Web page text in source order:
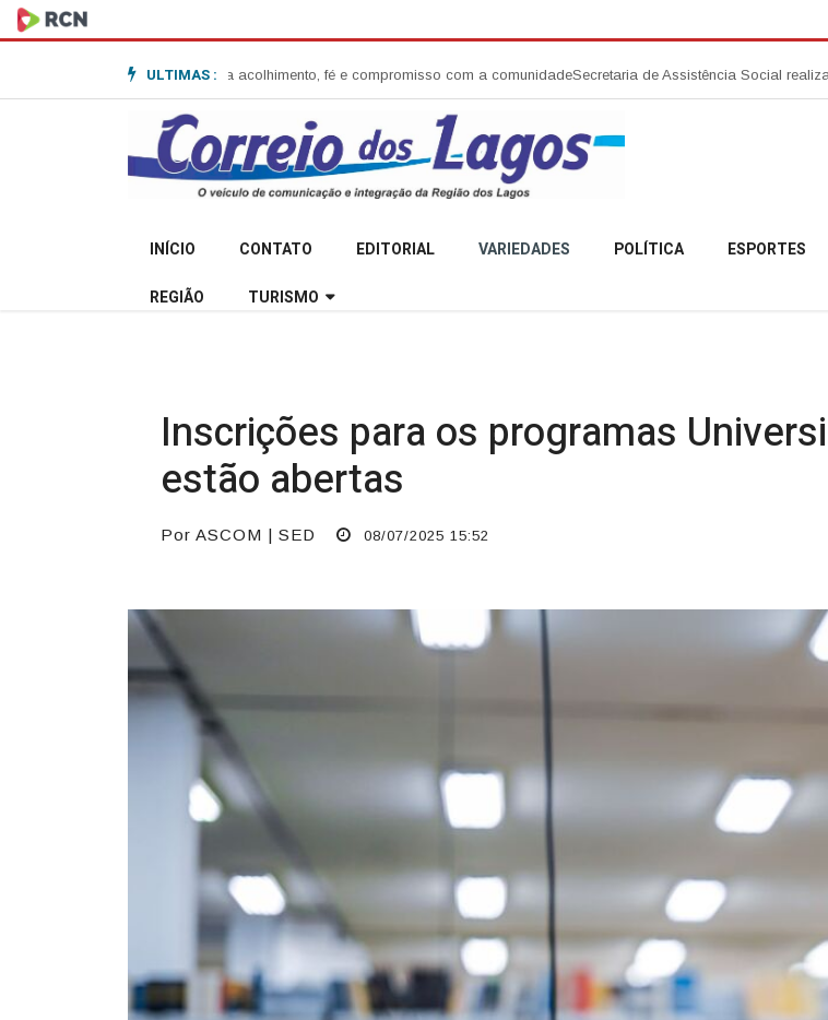
ULTIMAS :
Garibaldi e destaca acolhimento, fé e compromisso com a comunidadeSecretaria de Assistência Social realiza abertura da
INÍCIO CONTATO EDITORIAL VARIEDADES POLÍTICA ESPORTES
REGIÃO TURISMO
Inscrições para os programas
estão abertas
Por ASCOM | SED 08/07/2025 15:52